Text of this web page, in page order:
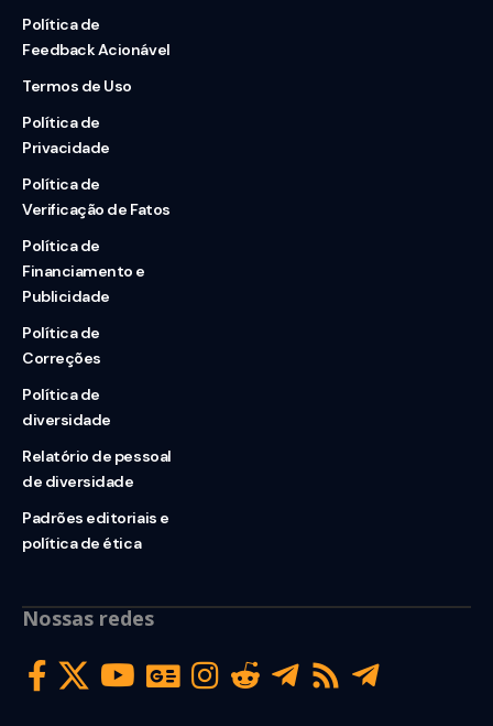
Política de
Feedback Acionável
Termos de Uso
Política de
Privacidade
Política de
Verificação de Fatos
Política de
Financiamento e
Publicidade
Política de
Correções
Política de
diversidade
Relatório de pessoal
de diversidade
Padrões editoriais e
política de ética
Nossas redes